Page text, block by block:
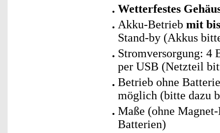
Wetterfestes
Akku-Betrieb mit
Stand-by (Akkus
Stromversorgung: 4
per USB (Netzteil
Betrieb ohne
möglich (bitte dazu
Maße (ohne
Batterien)